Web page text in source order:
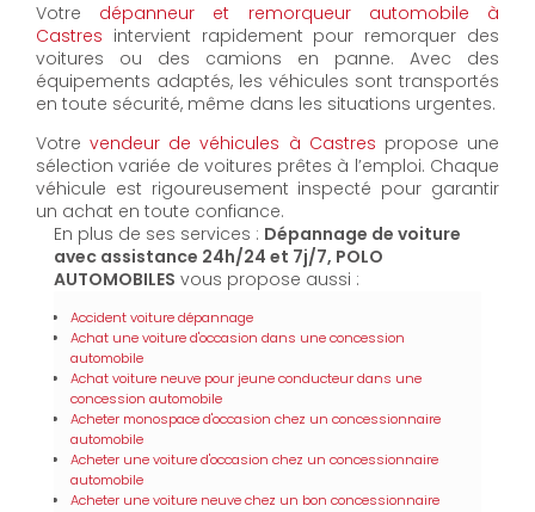
Votre dépanneur et remorqueur automobile à
Castres intervient rapidement pour remorquer des
voitures ou des camions en panne. Avec des
équipements adaptés, les véhicules sont transportés
en toute sécurité, même dans les situations urgentes.
Votrevendeur de véhicules à Castres propose une
sélection variée de voitures prêtes à l’emploi. Chaque
véhicule est rigoureusement inspecté pour garantir
un achat en toute confiance.
En plus de ses services : Dépannage de voiture
avec assistance 24h/24 et 7j/7, POLO
AUTOMOBILES vous propose aussi :
Accident voiture dépannage
Achat une voiture d'occasion dans une concession
automobile
Achat voiture neuve pour jeune conducteur dans une
concession automobile
Acheter monospace d'occasion chez un concessionnaire
automobile
Acheter une voiture d'occasion chez un concessionnaire
automobile
Acheter une voiture neuve chez un bon concessionnaire